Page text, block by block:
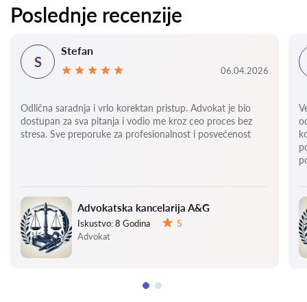
Poslednje recenzije
Advokatska kancelarija A&G
Iskustvo:8 Godina
5
Advokat
S
Stefan
06.04.2026
Odlična saradnja i vrlo korektan pristup. Advokat je bio
dostupan za sva pitanja i vodio me kroz ceo proces bez
stresa. Sve preporuke za profesionalnost i posvećenost